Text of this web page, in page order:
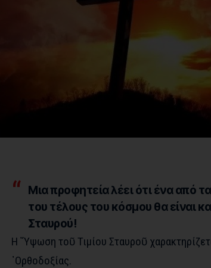
Μια προφητεία λέει ότι ένα από
του τέλους του κόσμου θα είναι
Σταυρού!
Η ῞Υψωση τοῦ Τιμίου Σταυροῦ
᾽Ορθοδοξίας.